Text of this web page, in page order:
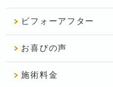
ビフォーアフター
お喜びの声
施術料金